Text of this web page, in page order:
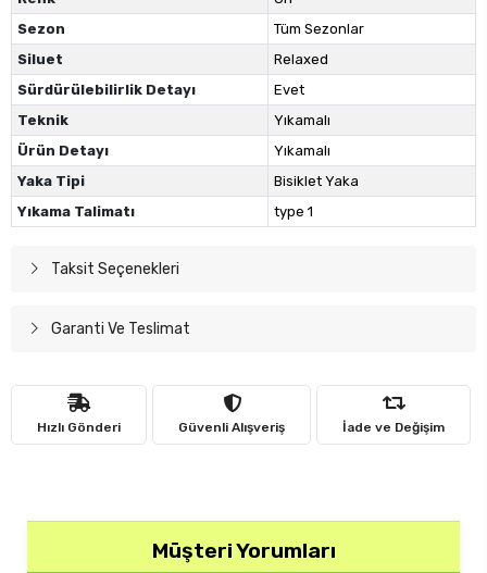
Sezon
Tüm Sezonlar
Siluet
Relaxed
Sürdürülebilirlik Detayı
Evet
Teknik
Yıkamalı
Ürün Detayı
Yıkamalı
Yaka Tipi
Bisiklet Yaka
Yıkama Talimatı
type 1
Taksit Seçenekleri
Garanti Ve Teslimat
Hızlı Gönderi Güvenli Alışveriş İade ve Değişim
Müşteri Yorumları